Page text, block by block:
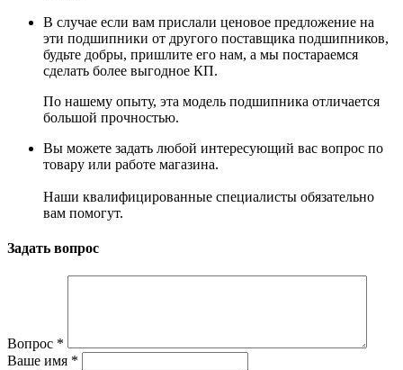
В случае если вам прислали ценовое предложение на
эти подшипники от другого поставщика подшипников,
будьте добры, пришлите его нам, а мы постараемся
сделать более выгодное КП.
По нашему опыту, эта модель подшипника отличается
большой прочностью.
Вы можете задать любой интересующий вас вопрос по
товару или работе магазина.
Наши квалифицированные специалисты обязательно
вам помогут.
Задать вопрос
Вопрос *
Ваше имя *